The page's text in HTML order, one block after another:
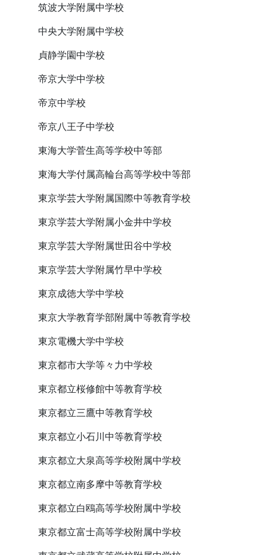
筑波大学附属中学校
中央大学附属中学校
貞静学園中学校
帝京大学中学校
帝京中学校
帝京八王子中学校
東海大学菅生高等学校中等部
東海大学付属高輪台高等学校中等部
東京学芸大学附属国際中等教育学校
東京学芸大学附属小金井中学校
東京学芸大学附属世田谷中学校
東京学芸大学附属竹早中学校
東京成徳大学中学校
東京大学教育学部附属中等教育学校
東京電機大学中学校
東京都市大学等々力中学校
東京都立桜修館中等教育学校
東京都立三鷹中等教育学校
東京都立小石川中等教育学校
東京都立大泉高等学校附属中学校
東京都立南多摩中等教育学校
東京都立白鴎高等学校附属中学校
東京都立富士高等学校附属中学校